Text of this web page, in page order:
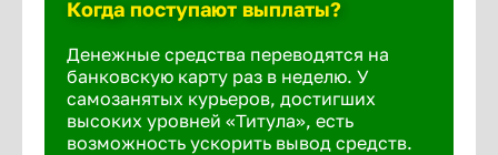
Когда поступают выплаты?
Денежные средства переводятся на
банковскую карту раз в неделю. У
самозанятых курьеров, достигших
высоких уровней «Титула», есть
возможность ускорить вывод средств.